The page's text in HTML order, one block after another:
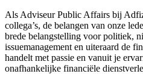
Als Adviseur Public Affairs bij
collega’s, de belangen van onze
brede belangstelling voor politiek,
issuemanagement en uiteraard de
handelt met passie en vanuit je
onafhankelijke financiële